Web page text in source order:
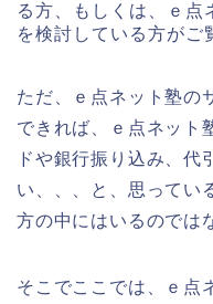
る方、もしくは、ｅ点
を検討している方がご
ただ、ｅ点ネット塾の
できれば、ｅ点ネット
ドや銀行振り込み、代
い、、、と、思ってい
方の中にはいるのでは
そこでここでは、ｅ点